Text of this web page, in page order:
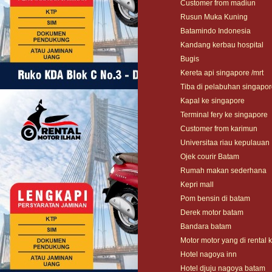
Customer from madiun
Rusun Muka Kuning
Batamindo Indonesia
Kandang kerbau hospital
Bugis
Kereta api singapore /mrt
Tiba di pelabuhan
Kapal ke singapore
Terminal fery ke singapore
Customer from karimun
Universitaa riau kepulauan
Ojek courir Batam
Rumah makan sederhana
Kepri mall
Pom bensin di batam
Derek motor batam
Bandara batam
Motor motor yang di rental
Hotel nagoya inn
Hotel djuju nagoya batam